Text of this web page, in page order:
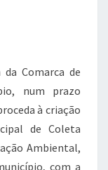
mComarca de
num prazo
à criação
de Coleta
Ambiental,
com a